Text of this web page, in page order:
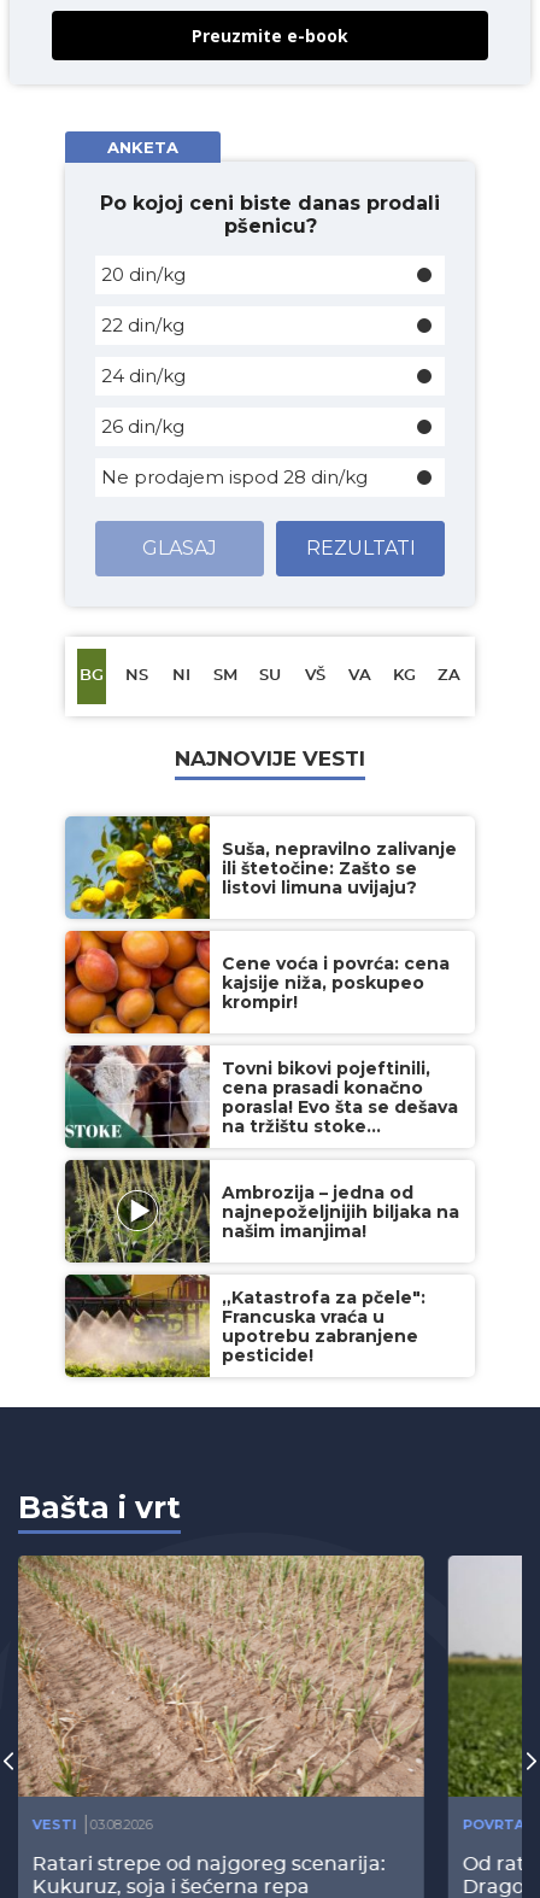
Preuzmite e-book
ANKETA
Po kojoj ceni biste danas prodali
pšenicu?
20 din/kg
22 din/kg
24 din/kg
26 din/kg
Ne prodajem ispod 28 din/kg
GLASAJ REZULTATI
BG NS NI SM SU VŠ VA KG ZA
NAJNOVIJE VESTI
Suša, nepravilno zalivanje
ili štetočine: Zašto se
listovi limuna uvijaju?
Cene voća i povrća: cena
kajsije niža, poskupeo
krompir!
Tovni bikovi pojeftinili,
cena prasadi konačno
porasla! Evo šta se dešava
na tržištu stoke...
Ambrozija – jedna od
najnepoželjnijih biljaka na
našim imanjima!
„Katastrofa za pčele":
Francuska vraća u
upotrebu zabranjene
pesticide!
Bašta i vrt
VESTI 03.08.2026
Ratari strepe od najgoreg scenarija:
Kukuruz, soja i šećerna repa
Od